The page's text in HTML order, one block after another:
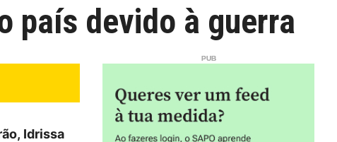
país devido à guerra
Idrissa